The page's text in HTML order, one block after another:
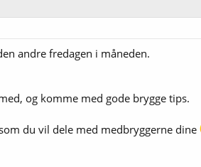
andre fredagen i måneden.
og komme med gode brygge tips.
du vil dele med medbryggerne dine